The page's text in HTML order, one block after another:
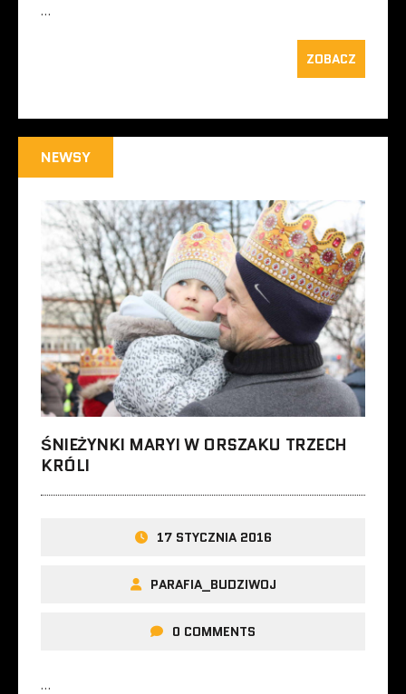
…
ZOBACZ
NEWSY
ŚNIEŻYNKI MARYI W ORSZAKU TRZECH
KRÓLI
17 STYCZNIA 2016
PARAFIA_BUDZIWOJ
0 COMMENTS
…